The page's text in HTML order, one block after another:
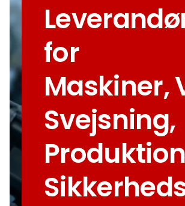
for
Maskiner,
Svejsning,